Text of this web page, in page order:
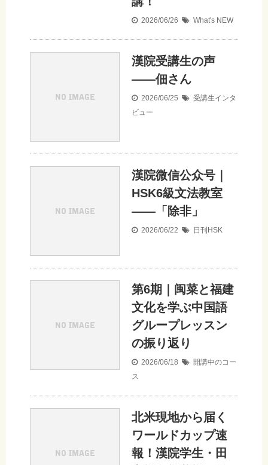
2026/06/26 What's NEW
漢院受講生の声
——佃さん
2026/06/25
受講生インタ
ビュー
漢院微信公众号｜
HSK6級文法教室
——「除非」
2026/06/22 日刊HSK
第6期｜闽菜と福建
文化を学ぶ中国語
グループレッスン
の振り返り
2026/06/18
開講中のコー
ス
北米現地から届く
ワールドカップ速
報！漢院学生・田